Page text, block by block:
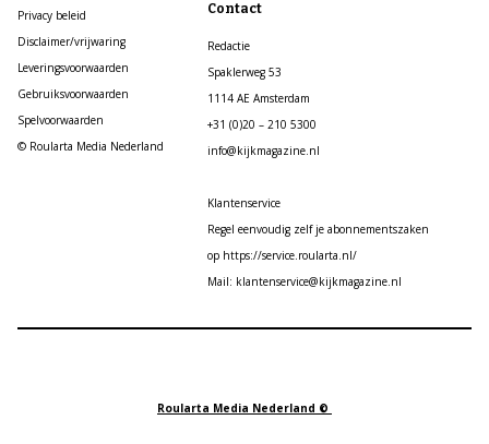
Privacy beleid
Disclaimer/vrijwaring
Leveringsvoorwaarden
Gebruiksvoorwaarden
Spelvoorwaarden
© Roularta Media Nederland
Contact
Redactie
Spaklerweg 53
1114 AE Amsterdam
+31 (0)20 – 210 5300
info@kijkmagazine.nl
Klantenservice
Regel eenvoudig zelf je abonnementszaken
op https://service.roularta.nl/
Mail: klantenservice@kijkmagazine.nl
Roularta Media Nederland ©